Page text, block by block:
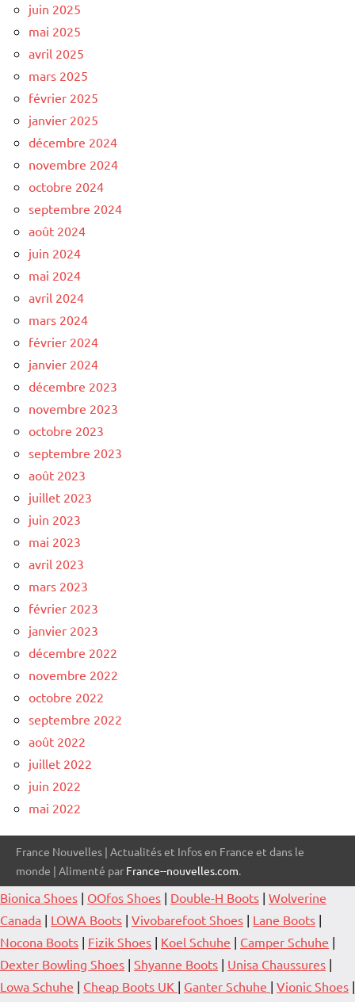
juin 2025
mai 2025
avril 2025
mars 2025
février 2025
janvier 2025
décembre 2024
novembre 2024
octobre 2024
septembre 2024
août 2024
juin 2024
mai 2024
avril 2024
mars 2024
février 2024
janvier 2024
décembre 2023
novembre 2023
octobre 2023
septembre 2023
août 2023
juillet 2023
juin 2023
mai 2023
avril 2023
mars 2023
février 2023
janvier 2023
décembre 2022
novembre 2022
octobre 2022
septembre 2022
août 2022
juillet 2022
juin 2022
mai 2022
France Nouvelles | Actualités et Infos en France et dans le
monde | Alimenté par France--nouvelles.com.
Bionica Shoes | OOfos Shoes | Double-H Boots | Wolverine
Canada | LOWA Boots | Vivobarefoot Shoes | Lane Boots |
Nocona Boots | Fizik Shoes | Koel Schuhe | Camper Schuhe |
Dexter Bowling Shoes | Shyanne Boots | Unisa Chaussures |
Lowa Schuhe | Cheap Boots UK | Ganter Schuhe | Vionic Shoes |